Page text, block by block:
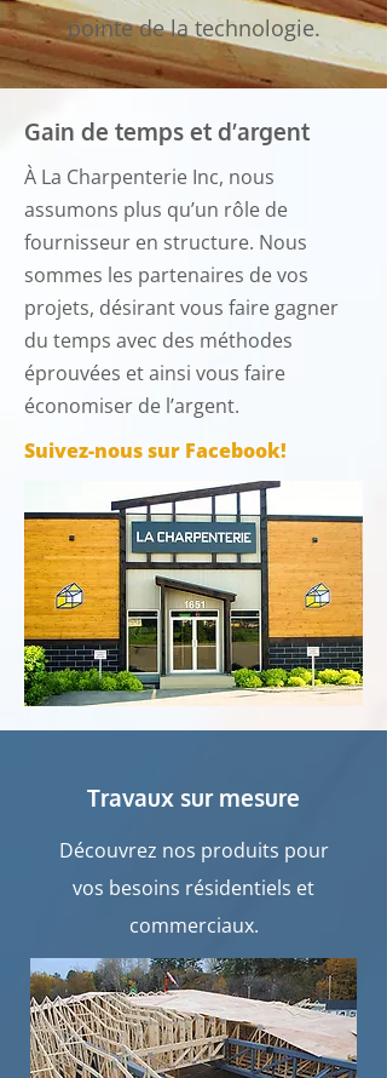
pointe de la technologie.
Gain de temps et d’argent
À La Charpenterie Inc, nous
assumons plus qu’un rôle de
fournisseur en structure. Nous
sommes les partenaires de vos
projets, désirant vous faire gagner
du temps avec des méthodes
éprouvées et ainsi vous faire
économiser de l’argent.
Suivez-nous sur Facebook!
Travaux sur mesure
Découvrez nos produits pour
vos besoins résidentiels et
commerciaux.